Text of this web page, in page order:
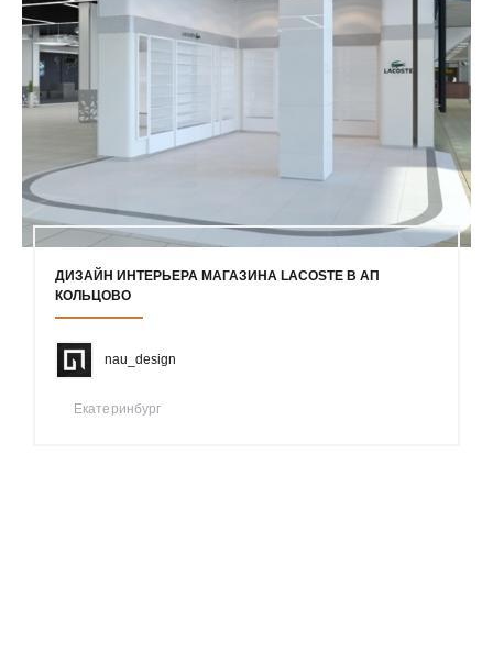
ДИЗАЙН ИНТЕРЬЕРА МАГАЗИНА LACOSTE В АП
КОЛЬЦОВО
nau_design
Екатеринбург